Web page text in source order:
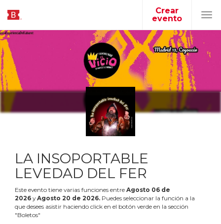
Crear
evento
LA INSOPORTABLE
LEVEDAD DEL FER
Este evento tiene varias funciones entre Agosto 06 de
2026 yAgosto 20 de 2026. Puedes seleccionar la función a la
que desees asistir haciendo click en el botón verde en la sección
"Boletos"